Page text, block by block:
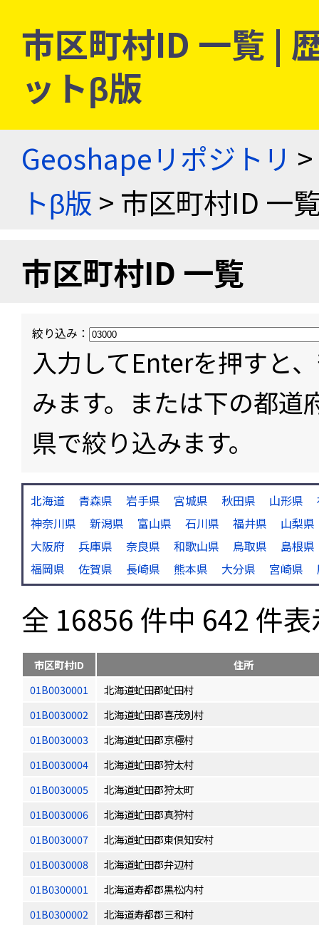
市区町村ID 一覧 |
ットβ版
Geoshapeリポジトリ >
トβ版 > 市区町村ID 一
市区町村ID 一覧
絞り込み：
入力してEnterを押すと
みます。または下の都道
県で絞り込みます。
北海道 青森県 岩手県 宮城県 秋田県 山形県
神奈川県
新潟県 富山県 石川県 福井県
山梨県
大阪府
兵庫県 奈良県 和歌山県 鳥取県
島根県
福岡県
佐賀県 長崎県 熊本県 大分県 宮崎県
全 16856 件中 642 件
市区町村ID
住所
01B0030001
北海道虻田郡虻田村
01B0030002
北海道虻田郡喜茂別村
01B0030003
北海道虻田郡京極村
01B0030004
北海道虻田郡狩太村
01B0030005
北海道虻田郡狩太町
01B0030006
北海道虻田郡真狩村
01B0030007
北海道虻田郡東倶知安村
01B0030008
北海道虻田郡弁辺村
01B0300001
北海道寿都郡黒松内村
01B0300002
北海道寿都郡三和村